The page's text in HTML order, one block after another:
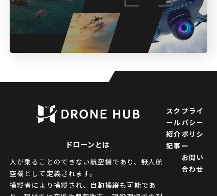
ドローンとは
人が乗ることのできない航空機であり、無人航
空機として定義されます。
操縦者により操縦され、自動操縦も可能であ
スク
ール
紹介
記事
プライ
バシー
ポリシ
ー
お問い
合わせ